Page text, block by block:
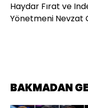
Haydar Fırat ve
Yönetmeni Nevzat
BAKMADAN